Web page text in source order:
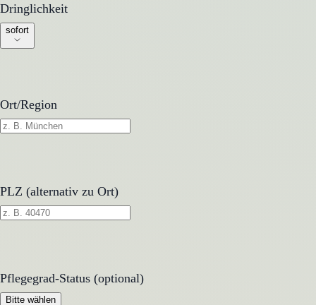
Dringlichkeit
Dringlichkeit
sofort
Ort/Region
PLZ (alternativ zu Ort)
Pflegegrad-Status (optional)
Pflegegrad-Status (optional)
Bitte wählen